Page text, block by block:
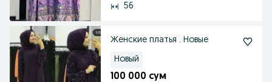
56
Женские платья . Новые
Новый
100 000 сум